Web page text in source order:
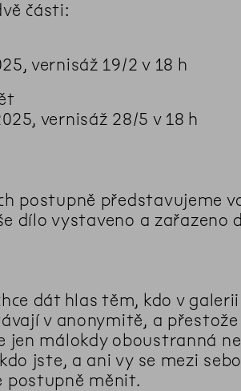
části:
vernisáž 19/2 v 18 h
vernisáž 28/5 v 18 h
postupně představujeme
dílo vystaveno a zařazeno
dát hlas těm, kdo v
v anonymitě, a
jen málokdy oboustranná
jste, a ani vy se mezi
postupně měnit.